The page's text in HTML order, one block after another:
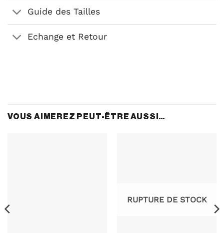
Guide des Tailles
Echange et Retour
VOUS AIMEREZ PEUT-ÊTRE AUSSI…
RUPTURE DE STOCK